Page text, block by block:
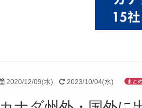
2020/12/09(水) 2023/10/04(水) まと